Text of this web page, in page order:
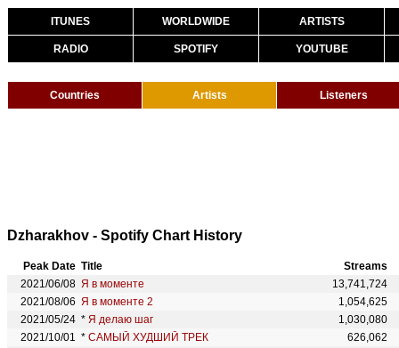
ITUNES WORLDWIDE ARTISTS
RADIO SPOTIFY YOUTUBE
Countries Artists Listeners
Dzharakhov - Spotify Chart History
Peak Date Title
Streams
2021/06/08 Я в моменте
13,741,724
2021/08/06 Я в моменте 2
1,054,625
2021/05/24 * Я делаю шаг
1,030,080
2021/10/01 * САМЫЙ ХУДШИЙ ТРЕК
626,062